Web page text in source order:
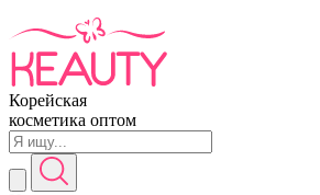
Корейская
косметика оптом